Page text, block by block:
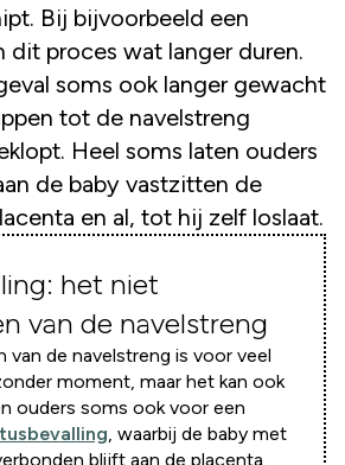
Bij bijvoorbeeld een
dit proces wat langer duren.
soms ook langer gewacht
tot de navelstreng
Heel soms laten ouders
de baby vastzitten de
en al, tot hij zelf loslaat.
het niet
van de navelstreng
van de navelstreng is voor veel
moment, maar het kan ook
ouders soms ook voor een
, waarbij de baby met
blijft aan de placenta.